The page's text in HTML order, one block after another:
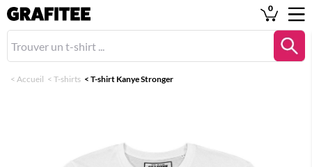
0
< Accueil < T-shirts < T-shirt Kanye Stronger